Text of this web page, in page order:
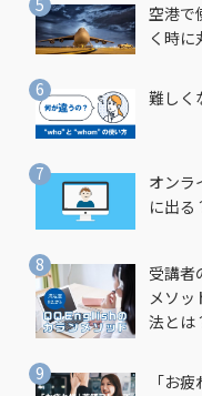
空港で
く時に
難しく
オンラ
に出る
受講者
メソ
法とは
「お